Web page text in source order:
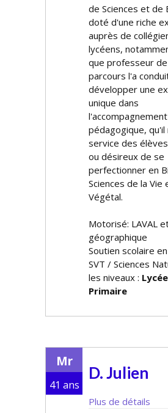
de Sciences et de
doté d'une riche
auprès de
lycéens,
que professeur de
parcours l'a
développer une
unique dans
l'accompagnement
pédagogique, qu'il
service des élèves
ou désireux de se
perfectionner en
Sciences de la Vie
Végétal.
Motorisé: LAVAL
géographique
Soutien scolaire
SVT / Sciences
les niveaux :
Primaire
Mr
41 ans
D. Julien
Plus de détails